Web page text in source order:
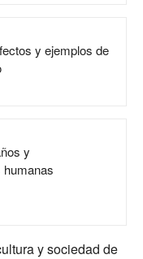
y ejemplos de
y
y sociedad de